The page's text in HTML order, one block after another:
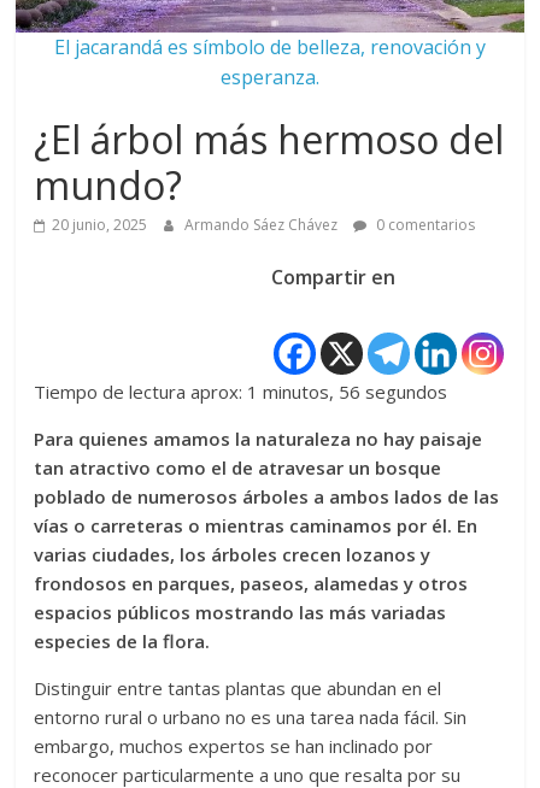
El jacarandá es símbolo de belleza, renovación y
esperanza.
¿El árbol más hermoso del
mundo?
20 junio, 2025 Armando Sáez Chávez 0 comentarios
Compartir en
Tiempo de lectura aprox: 1 minutos, 56 segundos
Para quienes amamos la naturaleza no hay paisaje
tan atractivo como el de atravesar un bosque
poblado de numerosos árboles a ambos lados de las
vías o carreteras o mientras caminamos por él. En
varias ciudades, los árboles crecen lozanos y
frondosos en parques, paseos, alamedas y otros
espacios públicos mostrando las más variadas
especies de la flora.
Distinguir entre tantas plantas que abundan en el
entorno rural o urbano no es una tarea nada fácil. Sin
embargo, muchos expertos se han inclinado por
reconocer particularmente a uno que resalta por su